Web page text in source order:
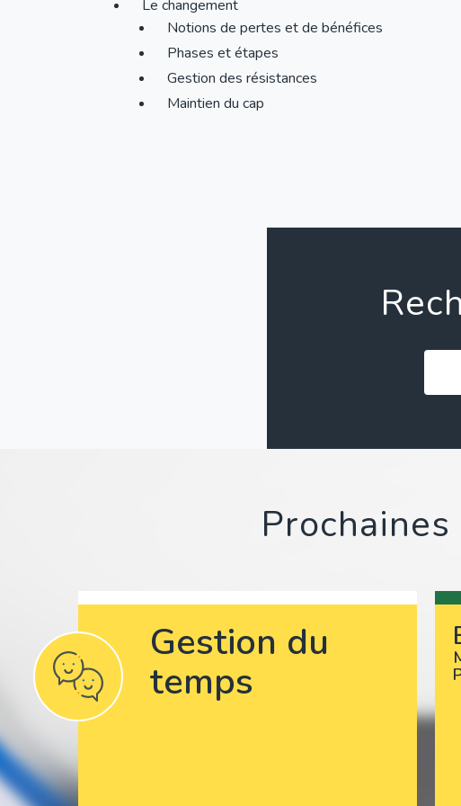
Le changement
Notions de pertes et de bénéfices
Phases et étapes
Gestion des résistances
Maintien du cap
Gestion du
temps